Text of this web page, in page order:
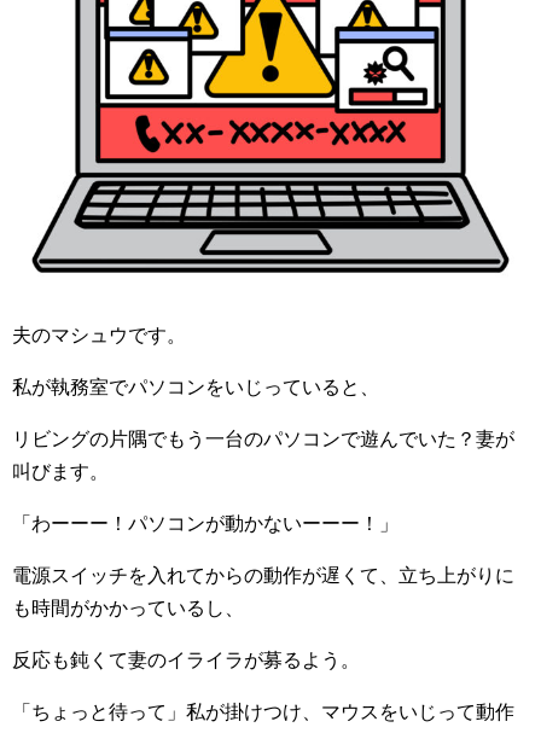
夫のマシュウです。
私が執務室でパソコンをいじっていると、
リビングの片隅でもう一台のパソコンで遊んでいた？妻が
叫びます。
「わーーー！パソコンが動かないーーー！」
電源スイッチを入れてからの動作が遅くて、立ち上がりに
も時間がかかっているし、
反応も鈍くて妻のイライラが募るよう。
「ちょっと待って」私が掛けつけ、マウスをいじって動作